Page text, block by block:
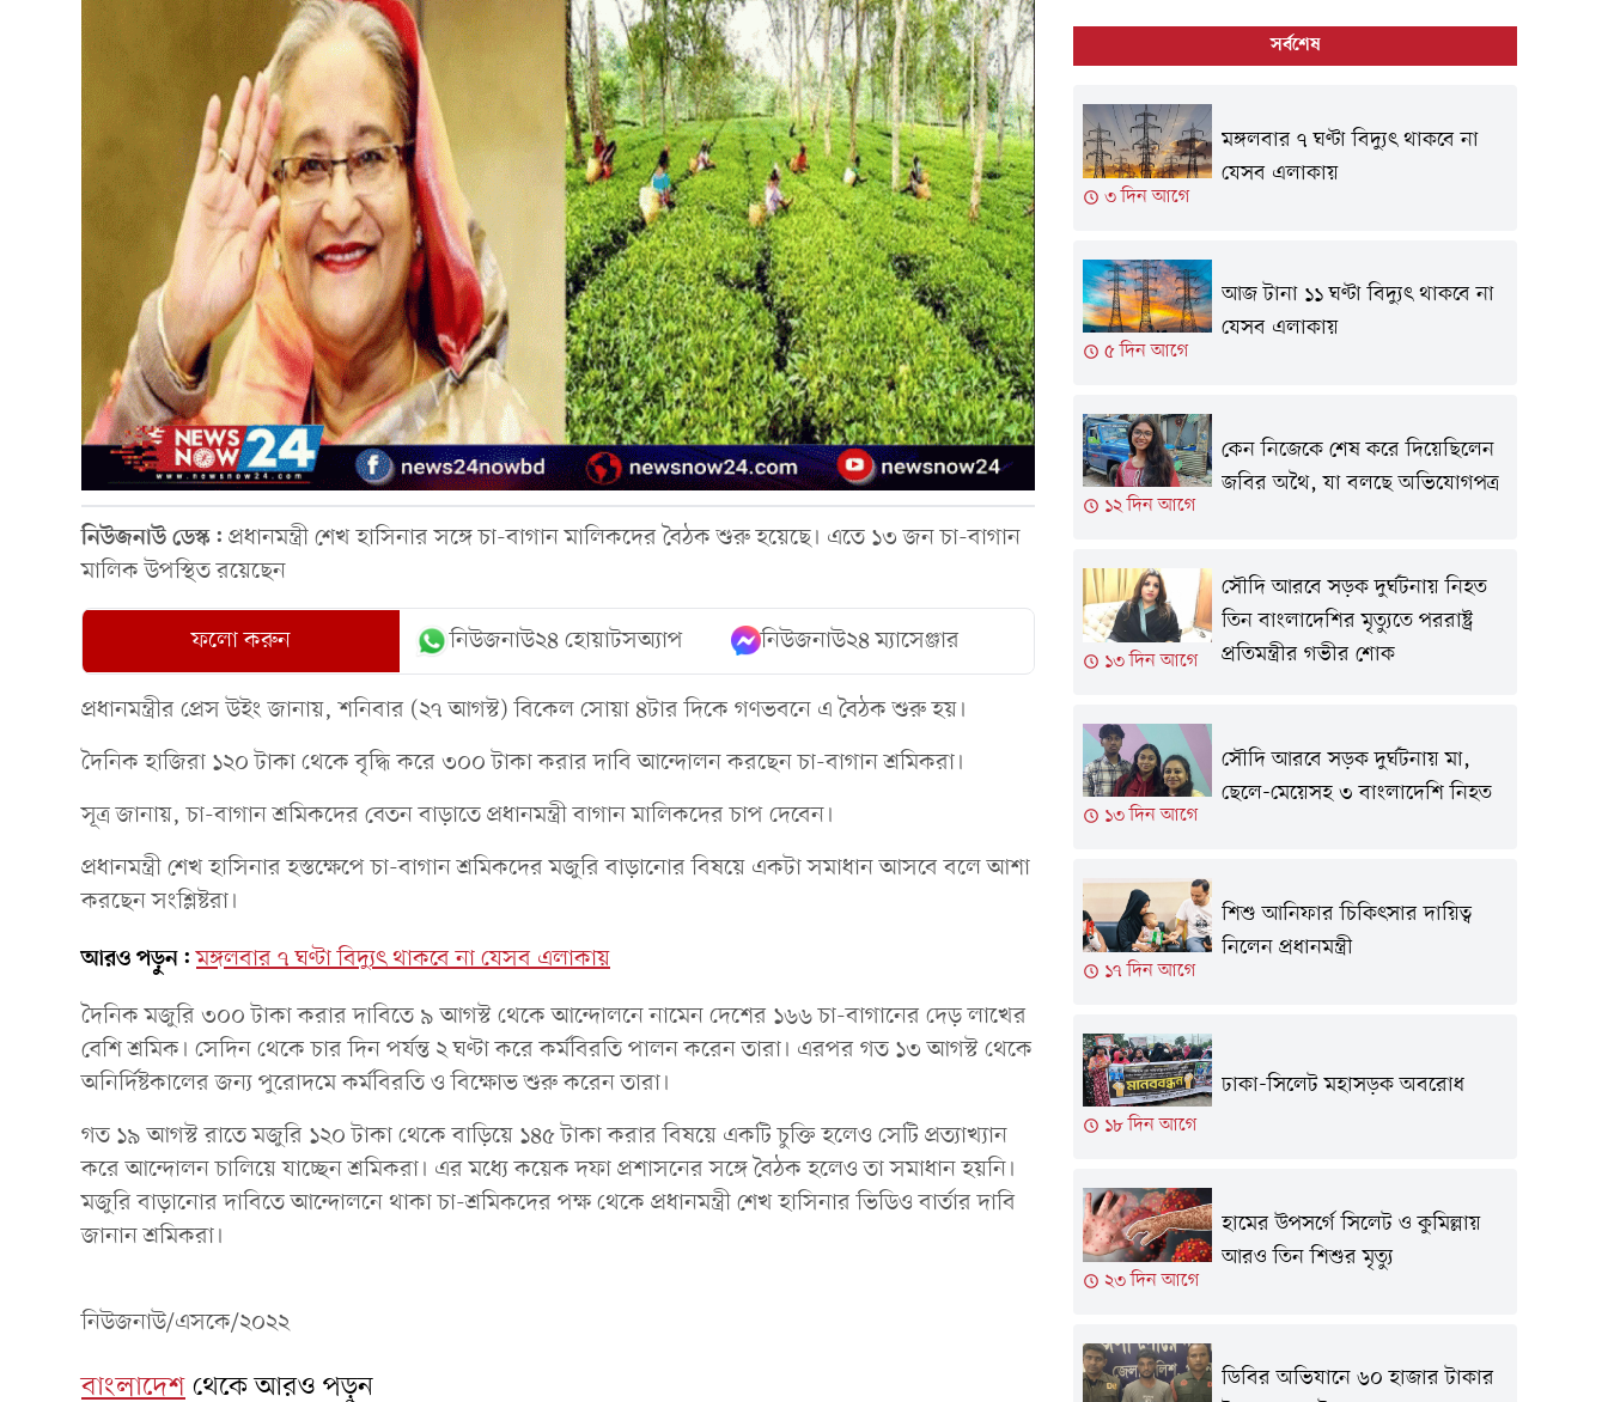
নিউজনাউ ডেস্ক: প্রধানমন্ত্রী শেখ হাসিনার সঙ্গে চা-বাগান মালিকদের বৈঠক শুরু হয়েছে। এতে ১৩ জন চা-বাগান
মালিক উপস্থিত রয়েছেন
ফলো করুন নিউজনাউ২৪ হোয়াটসঅ্যাপ নিউজনাউ২৪ ম্যাসেঞ্জার
প্রধানমন্ত্রীর প্রেস উইং জানায়, শনিবার (২৭ আগস্ট) বিকেল সোয়া ৪টার দিকে গণভবনে এ বৈঠক শুরু হয়।
দৈনিক হাজিরা ১২০ টাকা থেকে বৃদ্ধি করে ৩০০ টাকা করার দাবি আন্দোলন করছেন চা-বাগান শ্রমিকরা।
সূত্র জানায়, চা-বাগান শ্রমিকদের বেতন বাড়াতে প্রধানমন্ত্রী বাগান মালিকদের চাপ দেবেন।
প্রধানমন্ত্রী শেখ হাসিনার হস্তক্ষেপে চা-বাগান শ্রমিকদের মজুরি বাড়ানোর বিষয়ে একটা সমাধান আসবে বলে আশা
করছেন সংশ্লিষ্টরা।
আরও পড়ুন: মঙ্গলবার ৭ ঘণ্টা বিদ্যুৎ থাকবে না যেসব এলাকায়
দৈনিক মজুরি ৩০০ টাকা করার দাবিতে ৯ আগস্ট থেকে আন্দোলনে নামেন দেশের ১৬৬ চা-বাগানের দেড় লাখের
বেশি শ্রমিক। সেদিন থেকে চার দিন পর্যন্ত ২ ঘণ্টা করে কর্মবিরতি পালন করেন তারা। এরপর গত ১৩ আগস্ট থেকে
অনির্দিষ্টকালের জন্য পুরোদমে কর্মবিরতি ও বিক্ষোভ শুরু করেন তারা।
গত ১৯ আগস্ট রাতে মজুরি ১২০ টাকা থেকে বাড়িয়ে ১৪৫ টাকা করার বিষয়ে একটি চুক্তি হলেও সেটি প্রত্যাখ্যান
করে আন্দোলন চালিয়ে যাচ্ছেন শ্রমিকরা। এর মধ্যে কয়েক দফা প্রশাসনের সঙ্গে বৈঠক হলেও তা সমাধান হয়নি।
মজুরি বাড়ানোর দাবিতে আন্দোলনে থাকা চা-শ্রমিকদের পক্ষ থেকে প্রধানমন্ত্রী শেখ হাসিনার ভিডিও বার্তার দাবি
জানান শ্রমিকরা।
নিউজনাউ/এসকে/২০২২
বাংলাদেশথেকে আরও পড়ুন
সর্বশেষ
৩ দিন আগে
মঙ্গলবার ৭ ঘণ্টা বিদ্যুৎ থাকবে না
যেসব এলাকায়
৫ দিন আগে
আজ টানা ১১ ঘণ্টা বিদ্যুৎ থাকবে না
যেসব এলাকায়
১২ দিন আগে
কেন নিজেকে শেষ করে দিয়েছিলেন
জবির অথৈ, যা বলছে অভিযোগপত্র
১৩ দিন আগে
সৌদি আরবে সড়ক দুর্ঘটনায় নিহত
তিন বাংলাদেশির মৃত্যুতে পররাষ্ট্র
প্রতিমন্ত্রীর গভীর শোক
১৩ দিন আগে
সৌদি আরবে সড়ক দুর্ঘটনায় মা,
ছেলে-মেয়েসহ ৩ বাংলাদেশি নিহত
১৭ দিন আগে
শিশু আনিফার চিকিৎসার দায়িত্ব
নিলেন প্রধানমন্ত্রী
১৮ দিন আগে
ঢাকা-সিলেট মহাসড়ক অবরোধ
২৩ দিন আগে
হামের উপসর্গে সিলেট ও কুমিল্লায়
আরও তিন শিশুর মৃত্যু
ডিবির অভিযানে ৬০ হাজার টাকার